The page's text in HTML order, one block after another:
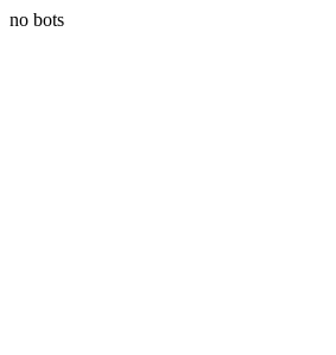
no bots